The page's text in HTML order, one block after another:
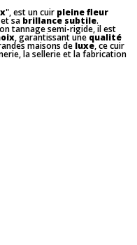
", est un cuir pleine fleur
et sa brillance subtile.
tannage semi-rigide, il est
, garantissant une qualité
maisons de luxe, ce cuir
la sellerie et la fabrication